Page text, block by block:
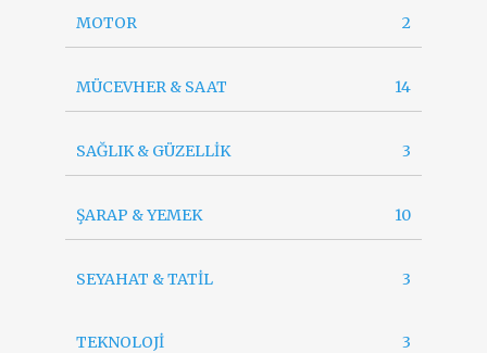
MOTOR 2
MÜCEVHER & SAAT 14
SAĞLIK & GÜZELLİK 3
ŞARAP & YEMEK 10
SEYAHAT & TATİL 3
TEKNOLOJİ 3